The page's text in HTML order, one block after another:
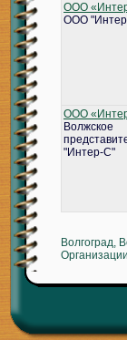
ООО
ООО
ООО
Волжское
"Интер-С"
Волгоград,